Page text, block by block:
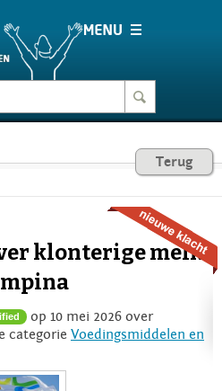
Terug
klonterige melk
op 10 mei 2026 over
categorie Voedingsmiddelen en